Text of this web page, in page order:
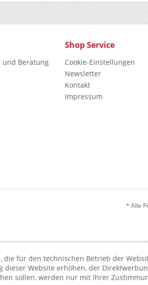
und Beratung
Shop Service
Cookie-Einstellungen
Newsletter
Kontakt
Impressum
* Alle
die für den technischen Betrieb der
dieser Website erhöhen, der
sollen, werden nur mit Ihrer